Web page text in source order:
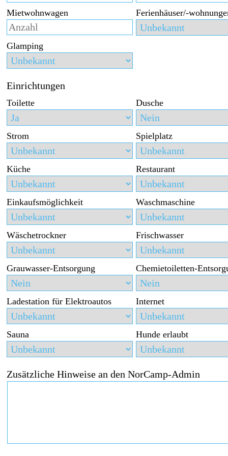
Mietwohnwagen Ferienhäuser/-
Glamping
Einrichtungen
Toilette Dusche
Strom Spielplatz
Küche Restaurant
Einkaufsmöglichkeit Waschmaschine
Wäschetrockner Frischwasser
Grauwasser-Entsorgung Chemietoiletten-
Ladestation für Elektroautos Internet
Sauna Hunde erlaubt
Zusätzliche Hinweise an den NorCamp-Admin